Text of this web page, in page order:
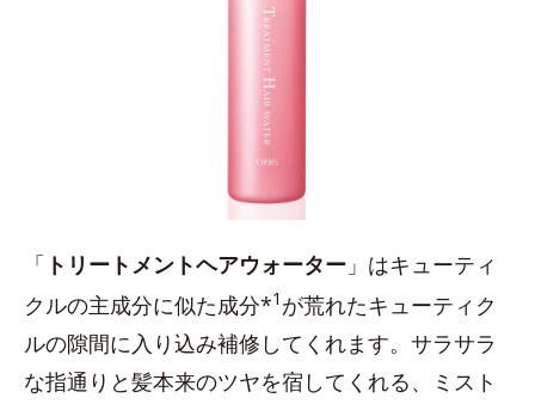
「 トリートメントヘアウォーター 」はキューティ
クルの主成分に似た成分*1 が荒れたキューティク
ルの隙間に入り込み補修してくれます。サラサラ
な指通りと髪本来のツヤを宿してくれる、ミスト